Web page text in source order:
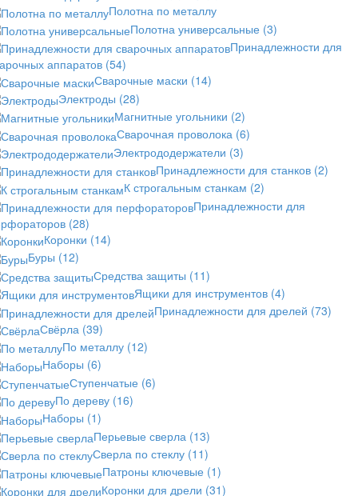
Полотна по металлу
Полотна универсальные (3)
Принадлежности для
аппаратов (54)
Сварочные маски (14)
Электроды (28)
Магнитные угольники (2)
Сварочная проволока (6)
Электрододержатели (3)
Принадлежности для станков (2)
К строгальным станкам (2)
Принадлежности для
(28)
Коронки (14)
Буры (12)
Средства защиты (11)
Ящики для инструментов (4)
Принадлежности для дрелей (73)
Свёрла (39)
По металлу (12)
Наборы (6)
Ступенчатые (6)
По дереву (16)
Наборы (1)
Перьевые сверла (13)
Сверла по стеклу (11)
Патроны ключевые (1)
Коронки для дрели (31)